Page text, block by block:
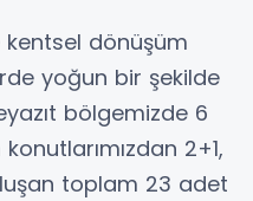
kentsel dönüşüm
yoğun bir şekilde
bölgemizde 6
2+1,
toplam 23 adet